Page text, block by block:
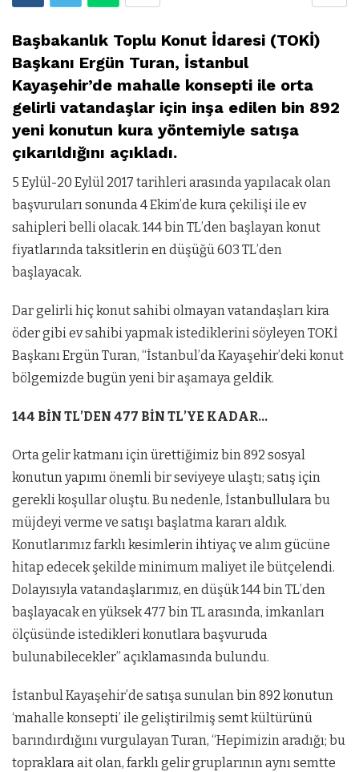
Başbakanlık Toplu Konut İdaresi (TOKİ)
Başkanı Ergün Turan, İstanbul
Kayaşehir’de mahalle konsepti ile orta
gelirli vatandaşlar için inşa edilen bin 892
yeni konutun kura yöntemiyle satışa
çıkarıldığını açıkladı.
5 Eylül-20 Eylül 2017 tarihleri arasında yapılacak olan
başvuruları sonunda 4 Ekim’de kura çekilişi ile ev
sahipleri belli olacak. 144 bin TL’den başlayan konut
fiyatlarında taksitlerin en düşüğü 603 TL’den
başlayacak.
Dar gelirli hiç konut sahibi olmayan vatandaşları kira
öder gibi ev sahibi yapmak istediklerini söyleyen TOKİ
Başkanı Ergün Turan, “İstanbul’da Kayaşehir’deki konut
bölgemizde bugün yeni bir aşamaya geldik.
144 BİN TL’DEN 477 BİN TL’YE KADAR…
Orta gelir katmanı için ürettiğimiz bin 892 sosyal
konutun yapımı önemli bir seviyeye ulaştı; satış için
gerekli koşullar oluştu. Bu nedenle, İstanbullulara bu
müjdeyi verme ve satışı başlatma kararı aldık.
Konutlarımız farklı kesimlerin ihtiyaç ve alım gücüne
hitap edecek şekilde minimum maliyet ile bütçelendi.
Dolayısıyla vatandaşlarımız, en düşük 144 bin TL’den
başlayacak en yüksek 477 bin TL arasında, imkanları
ölçüsünde istedikleri konutlara başvuruda
bulunabilecekler” açıklamasında bulundu.
İstanbul Kayaşehir’de satışa sunulan bin 892 konutun
‘mahalle konsepti’ ile geliştirilmiş semt kültürünü
barındırdığını vurgulayan Turan, “Hepimizin aradığı; bu
topraklara ait olan, farklı gelir gruplarının aynı semtte